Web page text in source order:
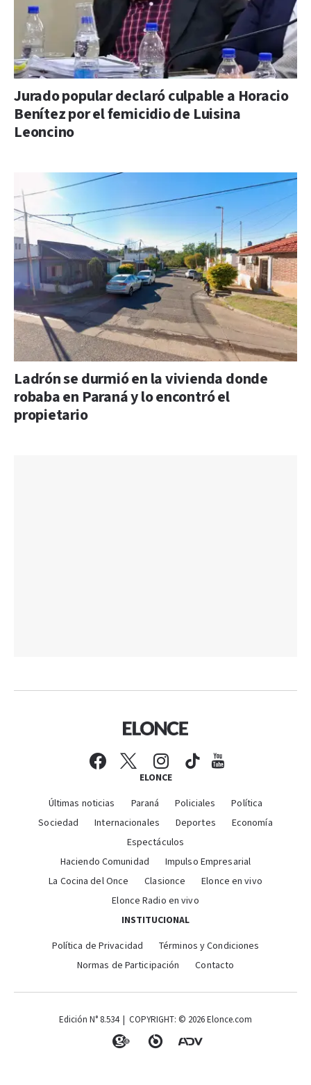
Jurado popular declaró culpable a Horacio
Benítez por el femicidio de Luisina
Leoncino
Ladrón se durmió en la vivienda donde
robaba en Paraná y lo encontró el
propietario
ELONCE
Últimas noticias Paraná Policiales
Política
Sociedad
Internacionales Deportes
Economía
Espectáculos
Haciendo Comunidad
Impulso Empresarial
La Cocina del Once
Clasionce
Elonce en vivo
Elonce Radio en vivo
INSTITUCIONAL
Política de Privacidad
Términos y Condiciones
Normas de Participación
Contacto
Edición N° 8.534 | COPYRIGHT: © 2026 Elonce.com